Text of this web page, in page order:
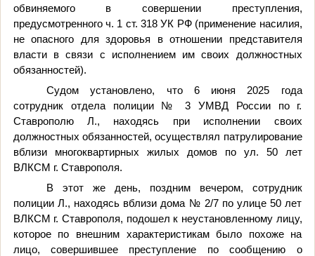
обвиняемого в совершении преступления,
предусмотренного ч. 1 ст. 318 УК РФ (применение насилия,
не опасного для здоровья в отношении представителя
власти в связи с исполнением им своих должностных
обязанностей).
Судом установлено, что 6 июня 2025 года
сотрудник отдела полиции № 3 УМВД России по г.
Ставрополю Л., находясь при исполнении своих
должностных обязанностей, осуществлял патрулирование
вблизи многоквартирных жилых домов по ул. 50 лет
ВЛКСМ г. Ставрополя.
В этот же день, поздним вечером, сотрудник
полиции Л., находясь вблизи дома № 2/7 по улице 50 лет
ВЛКСМ г. Ставрополя, подошел к неустановленному лицу,
которое по внешним характеристикам было похоже на
лицо, совершившее преступление по сообщению о